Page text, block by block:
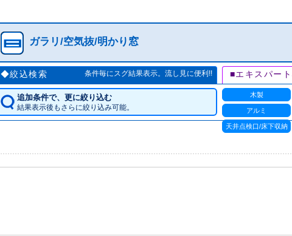
ガラリ/空気抜/明かり窓
◆絞込検索 条件毎にスグ結果表示。流し見に便利!! ■エキスパー
追加条件で、更に絞り込む
結果表示後もさらに絞り込み可能。
木製
アルミ
天井点検口/床下収納